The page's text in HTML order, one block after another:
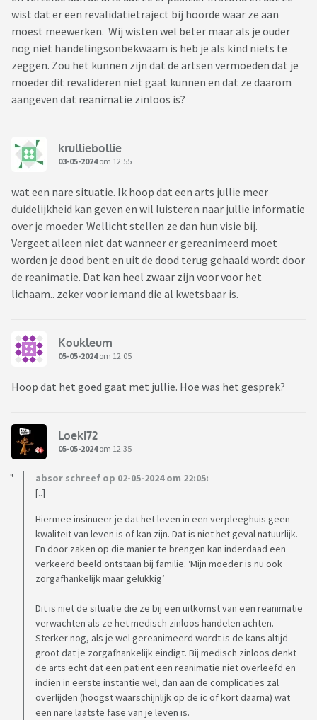
wist dat er een revalidatietraject bij hoorde waar ze aan
moest meewerken. Wij wisten wel beter maar als je ouder
nog niet handelingsonbekwaam is heb je als kind niets te
zeggen. Zou het kunnen zijn dat de artsen vermoeden dat je
moeder dit revalideren niet gaat kunnen en dat ze daarom
aangeven dat reanimatie zinloos is?
krulliebollie
03-05-2024om 12:55
wat een nare situatie. Ik hoop dat een arts jullie meer
duidelijkheid kan geven en wil luisteren naar jullie informatie
over je moeder. Wellicht stellen ze dan hun visie bij.
Vergeet alleen niet dat wanneer er gereanimeerd moet
worden je dood bent en uit de dood terug gehaald wordt door
de reanimatie. Dat kan heel zwaar zijn voor voor het
lichaam.. zeker voor iemand die al kwetsbaar is.
Koukleum
05-05-2024om 12:05
Hoop dat het goed gaat met jullie. Hoe was het gesprek?
Loeki72
05-05-2024om 12:35
absor schreef op 02-05-2024 om 22:05:
[..]
Hiermee insinueer je dat het leven in een verpleeghuis geen
kwaliteit van leven is of kan zijn. Dat is niet het geval natuurlijk.
En door zaken op die manier te brengen kan inderdaad een
verkeerd beeld ontstaan bij familie. ‘Mijn moeder is nu ook
zorgafhankelijk maar gelukkig’
Dit is niet de situatie die ze bij een uitkomst van een reanimatie
verwachten als ze het medisch zinloos handelen achten.
Sterker nog, als je wel gereanimeerd wordt is de kans altijd
groot dat je zorgafhankelijk eindigt. Bij medisch zinloos denkt
de arts echt dat een patient een reanimatie niet overleefd en
indien in eerste instantie wel, dan aan de complicaties zal
overlijden (hoogst waarschijnlijk op de ic of kort daarna) wat
een nare laatste fase van je leven is.